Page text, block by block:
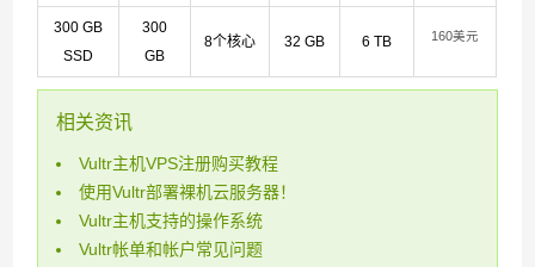
300 GB
SSD
300
GB
8个核心 32 GB 6 TB 160美元
相关资讯
Vultr主机VPS注册购买教程
使用Vultr部署裸机云服务器！
Vultr主机支持的操作系统
Vultr帐单和帐户常见问题